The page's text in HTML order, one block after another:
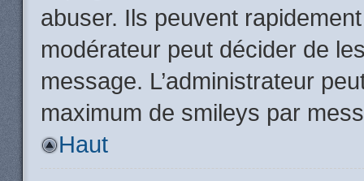
abuser. Ils peuvent
modérateur peut décider de
message. L’administrateur
maximum de smileys par
Haut